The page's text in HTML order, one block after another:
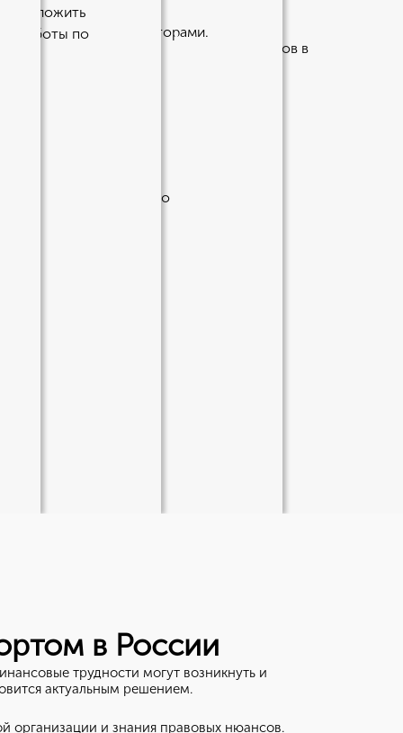
организации, при оформлении займов в
заемщиком и кредиторами.
процентной ставки по
приложить
работы по
в России
трудности могут возникнуть и
актуальным решением.
организации и знания правовых нюансов.